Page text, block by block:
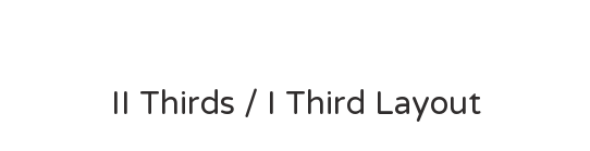
II Thirds / I Third Layout